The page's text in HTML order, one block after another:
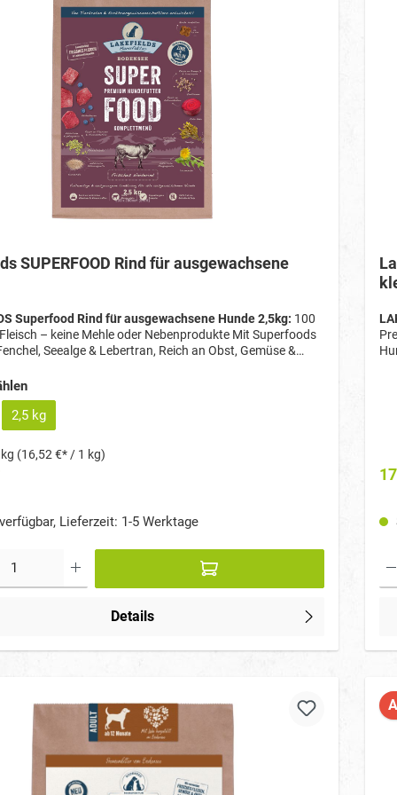
SUPERFOOD Rind für ausgewachsene
Superfood Rind für ausgewachsene Hunde 2,5kg: 100
– keine Mehle oder Nebenprodukte Mit Superfoods
Seealge & Lebertran, Reich an Obst, Gemüse &
& Omega-Fettsäuren, Unterstützt Verdauung,
Knochen & Fell, Mit Zink & Inulin für optimale
Schonend im Ofen gebacken – luftig &
bekömmlich, Entwickelt von Tierärzten &
2,5 kg
(16,52 €* / 1 kg)
Lieferzeit: 1-5 Werktage
Details